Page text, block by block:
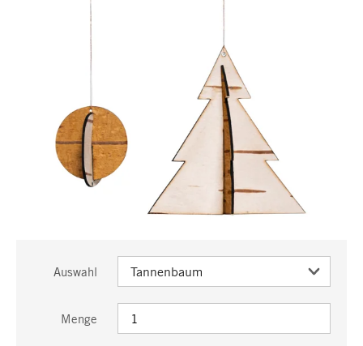
Auswahl
Menge